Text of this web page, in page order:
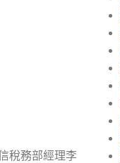
稅務部經理李